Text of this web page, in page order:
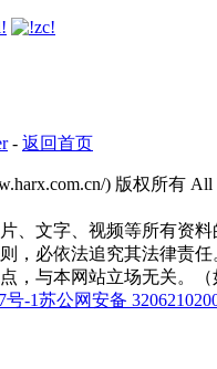
- 返回首页
) 版权所有 All
、文字、视频等所有资
，必依法追究其法律责任
与本网站立场无关。（
号-1苏公网安备